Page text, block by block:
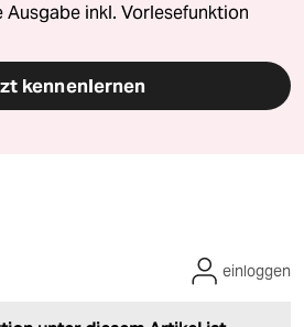
inkl. Vorlesefunktion
kennenlernen
einloggen